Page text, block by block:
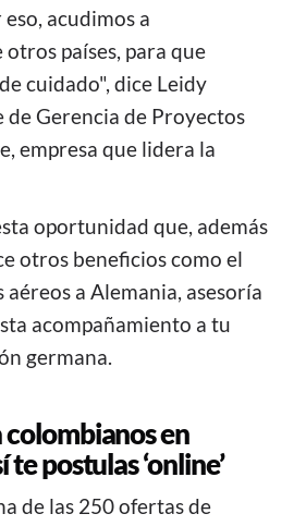
acudimos a
países, para que
cuidado", dice Leidy
de Gerencia de Proyectos
empresa que lidera la
oportunidad que, además
otros beneficios como el
aéreos a Alemania, asesoría
acompañamiento a tu
germana.
en
postulas ‘online’
de las 250 ofertas de